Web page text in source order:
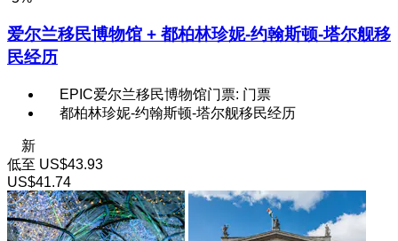
爱尔兰移民博物馆 + 都柏林珍妮-约翰斯顿-塔尔舰移
民经历
EPIC爱尔兰移民博物馆门票: 门票
都柏林珍妮-约翰斯顿-塔尔舰移民经历
新
低至 US$43.93
US$41.74